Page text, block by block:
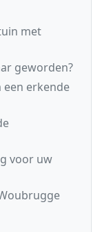
met
geworden?
erkende
voor uw